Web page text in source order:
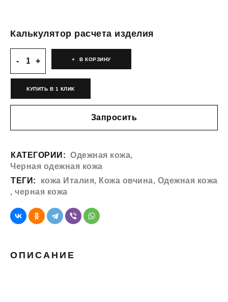
Калькулятор расчета изделия
В КОРЗИНУ
КУПИТЬ В 1 КЛИК
Запросить
КАТЕГОРИИ: Одежная кожа,
Черная одежная кожа
ТЕГИ:
кожа Италия, Кожа овчина, Одежная кожа
, черная кожа
ОПИСАНИЕ